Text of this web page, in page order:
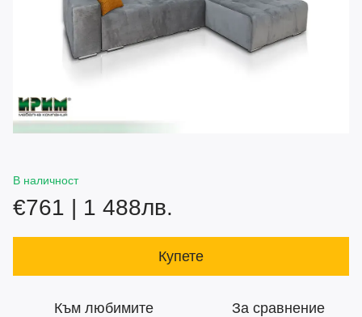
В наличност
€761 | 1 488лв.
Купете
Към любимите За сравнение